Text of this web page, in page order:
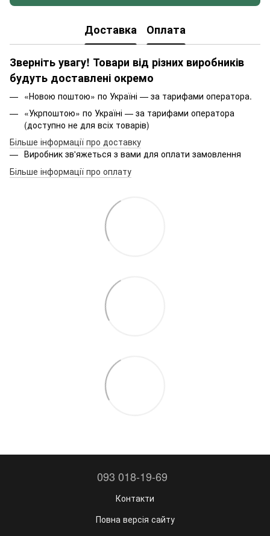
Доставка Оплата
Зверніть увагу! Товари від різних виробників
будуть доставлені окремо
«Новою поштою» по Україні — за тарифами оператора.
«Укрпоштою» по Україні — за тарифами оператора
(доступно не для всіх товарів)
Більше інформації про доставку
Виробник зв'яжеться з вами для оплати замовлення
Більше інформації про оплату
093 018-19-69
Контакти
Повна версія сайту